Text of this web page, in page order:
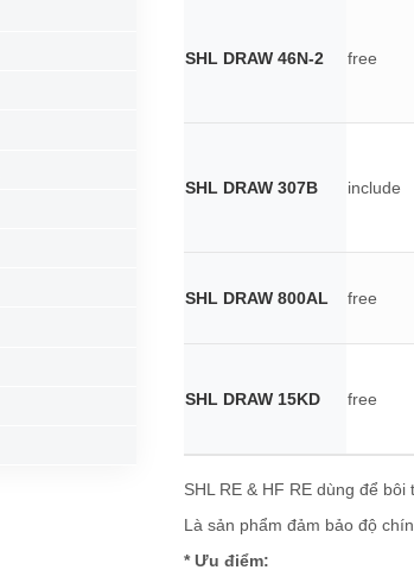
SHL DRAW 46N-2 free
SHL DRAW 307B include
SHL DRAW 800AL free
SHL DRAW 15KD free
SHL RE & HF RE dùng để
Là sản phẩm đảm bảo độ
* Ưu điểm: